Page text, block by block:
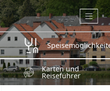
Karten und
Reiseführer